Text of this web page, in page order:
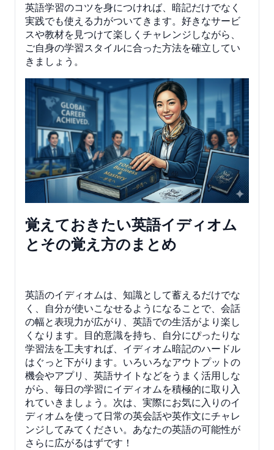
英語学習のコツを身につければ、暗記だけでなく
実践でも使える力がついてきます。好きなサービ
スや教材を見つけて楽しくチャレンジしながら、
ご自身の学習スタイルに合った方法を確立してい
きましょう。
覚えておきたい英語イディオム
とその覚え方のまとめ
英語のイディオムは、知識として蓄えるだけでな
く、自分が使いこなせるようになることで、会話
の幅と表現力が広がり、英語での生活がより楽し
くなります。目的意識を持ち、自分にぴったりな
学習法を工夫すれば、イディオム暗記のハードル
はぐっと下がります。いろいろなアウトプットの
機会やアプリ、英語サイトなどをうまく活用しな
がら、毎日の学習にイディオムを積極的に取り入
れていきましょう。次は、実際にお気に入りのイ
ディオムを使って日常の英会話や英作文にチャレ
ンジしてみてください。あなたの英語の可能性が
さらに広がるはずです！